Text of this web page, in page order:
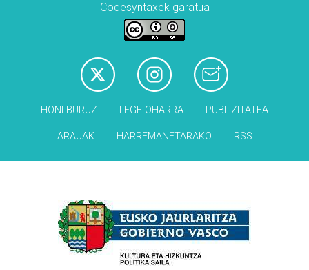
Codesyntaxek garatua
HONI BURUZ LEGE OHARRA PUBLIZITATEA
ARAUAK HARREMANETARAKO RSS